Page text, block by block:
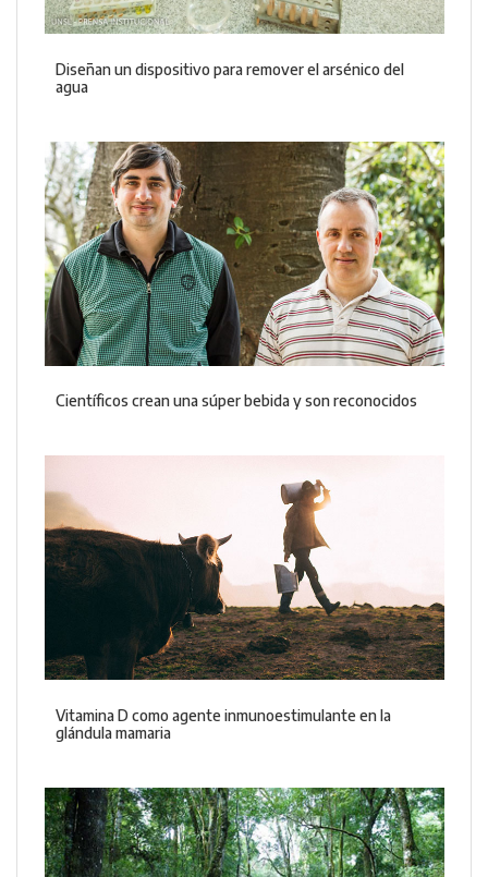
Diseñan un dispositivo para remover el arsénico del
agua
Científicos crean una súper bebida y son reconocidos
Vitamina D como agente inmunoestimulante en la
glándula mamaria